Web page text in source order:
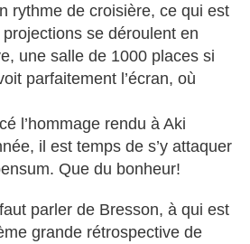
rythme de croisière, ce qui est
se déroulent en
une salle de 1000 places si
parfaitement l’écran, où
l’hommage rendu à Aki
il est temps de s’y attaquer
Que du bonheur!
parler de Bresson, à qui est
grande rétrospective de